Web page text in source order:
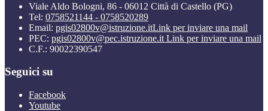
Viale Aldo Bologni, 86 - 06012 Città di Castello (PG)
Tel: 0758521144 - 0758520289
Email: pgis02800v@istruzione.itLink per inviare una mail
PEC: pgis02800v@pec.istruzione.it Link per inviare una mail
C.F.: 90022390547
Seguici su
Facebook
Youtube